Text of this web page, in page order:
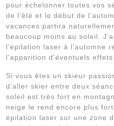
pour échelonner toutes vos
de l’été et le début de
vacances partira
beaucoup moins au soleil.
l’épilation laser à l’automne
l’apparition d’éventuels
Si vous êtes un skieur
d’aller skier entre deux
soleil est très fort en
neige le rend encore plus
épilation laser sur une zone